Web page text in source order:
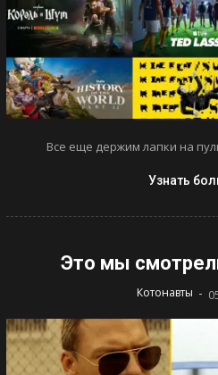
Все еще держим лапки на
Узнать
Это мы
Котонавты -